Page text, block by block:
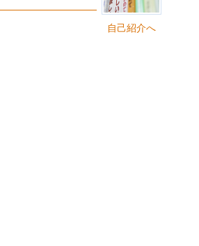
自己紹介へ